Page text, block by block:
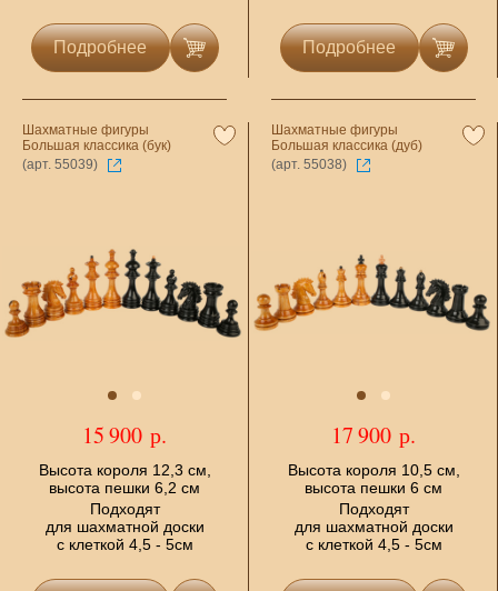
Подробнее Подробнее
Шахматные фигуры
Большая классика (бук)
(арт. 55039)
15 900 р.
Высота короля 12,3 см,
высота пешки 6,2 см
Подходят
для шахматной доски
с клеткой 4,5 - 5см
Шахматные фигуры
Большая классика (дуб)
(арт. 55038)
17 900 р.
Высота короля 10,5 см,
высота пешки 6 см
Подходят
для шахматной доски
с клеткой 4,5 - 5см